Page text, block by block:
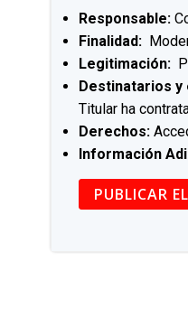
Responsable:
Finalidad:
Legitimación:
Destinatarios
Titular ha
Derechos:
Información